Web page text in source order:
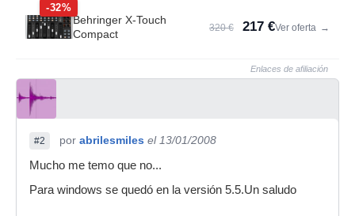
-32%
Behringer X-Touch
Compact
320 € 217 €Ver oferta →
Enlaces de afiliación
#2 por abrilesmiles el 13/01/2008
Mucho me temo que no...
Para windows se quedó en la versión 5.5.Un saludo